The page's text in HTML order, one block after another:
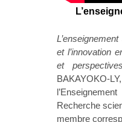
et l’innovation
et perspectives
Recherche
membre